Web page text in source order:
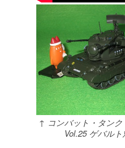
↑ コンバット・タン
Vol.25 ゲバル